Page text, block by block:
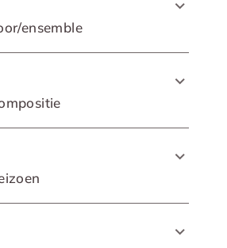
Lems
Lems, bas
zang
& Lucas Jussen
tenor
ensemble